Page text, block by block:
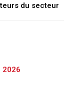
du secteur
2026